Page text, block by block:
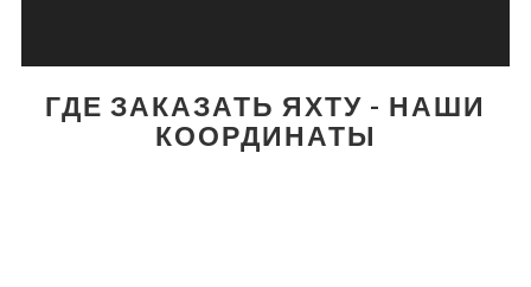
ГДЕ ЗАКАЗАТЬ ЯХТУ - НАШИ
КООРДИНАТЫ